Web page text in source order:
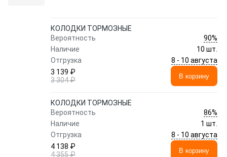
КОЛОДКИ ТОРМОЗНЫЕ
Вероятность
90%
Наличие
10 шт.
Отгрузка
8 - 10 августа
3 139 ₽
3 304 ₽
В корзину
КОЛОДКИ ТОРМОЗНЫЕ
Вероятность
86%
Наличие
1 шт.
Отгрузка
8 - 10 августа
4 138 ₽
4 355 ₽
В корзину